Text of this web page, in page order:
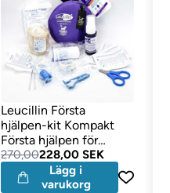
Leucillin Första
hjälpen-kit Kompakt
Första hjälpen för
husdjur
270,00228,00 SEK
Lägg i
varukorg